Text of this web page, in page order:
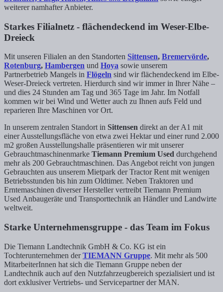
weiterer namhafter Anbieter.
Starkes Filialnetz - flächendeckend im Weser-Elbe-
Dreieck
Mit unseren Filialen an den Standorten Sittensen, Bremervörde,
Rotenburg, Hambergen und Hoya sowie unserem
Partnerbetrieb Mangels in Flögeln sind wir flächendeckend im Elbe-
Weser-Dreieck vertreten. Hierdurch sind wir immer in Ihrer Nähe –
und dies 24 Stunden am Tag und 365 Tage im Jahr. Im Notfall
kommen wir bei Wind und Wetter auch zu Ihnen aufs Feld und
reparieren Ihre Maschinen vor Ort.
In unserem zentralen Standort in Sittensen direkt an der A1 mit
einer Ausstellungsfläche von etwa zwei Hektar und einer rund 2.000
m2 großen Ausstellungshalle präsentieren wir mit unserer
Gebrauchtmaschinenmarke Tiemann Premium Used durchgehend
mehr als 200 Gebrauchtmaschinen. Das Angebot reicht von jungen
Gebrauchten aus unserem Mietpark der Tractor Rent mit wenigen
Betriebsstunden bis hin zum Oldtimer. Neben Traktoren und
Erntemaschinen diverser Hersteller vertreibt Tiemann Premium
Used Anbaugeräte und Transporttechnik an Händler und Landwirte
weltweit.
Starke Unternehmensgruppe - das Team im Fokus
Die Tiemann Landtechnik GmbH & Co. KG ist ein
Tochterunternehmen derTIEMANN Gruppe. Mit mehr als 500
MitarbeiterInnen hat sich die Tiemann Gruppe neben der
Landtechnik auch auf den Nutzfahrzeugbereich spezialisiert und ist
dort exklusiver Vertriebs- und Servicepartner der MAN.